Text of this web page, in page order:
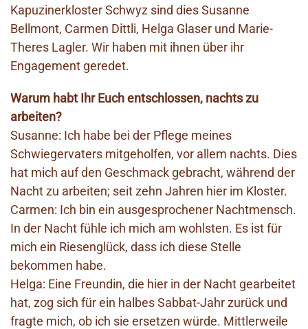
Kapuzinerkloster Schwyz sind dies Susanne
Bellmont, Carmen Dittli, Helga Glaser und Marie-
Theres Lagler. Wir haben mit ihnen über ihr
Engagement geredet.
Warum habt Ihr Euch entschlossen, nachts zu
arbeiten?
Susanne: Ich habe bei der Pflege meines
Schwiegervaters mitgeholfen, vor allem nachts. Dies
hat mich auf den Geschmack gebracht, während der
Nacht zu arbeiten; seit zehn Jahren hier im Kloster.
Carmen: Ich bin ein ausgesprochener Nachtmensch.
In der Nacht fühle ich mich am wohlsten. Es ist für
mich ein Riesenglück, dass ich diese Stelle
bekommen habe.
Helga: Eine Freundin, die hier in der Nacht gearbeitet
hat, zog sich für ein halbes Sabbat-Jahr zurück und
fragte mich, ob ich sie ersetzen würde. Mittlerweile